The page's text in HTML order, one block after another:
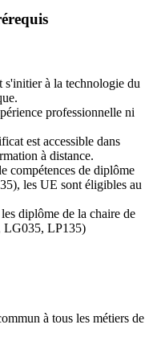
s'initier à la technologie du
professionnelle ni
est accessible dans
à distance.
compétences de diplôme
les UE sont éligibles au
diplôme de la chaire de
LG035, LP135)
à tous les métiers de